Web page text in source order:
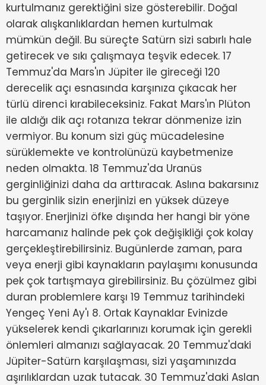
kurtulmanız gerektiğini size gösterebilir. Doğal
olarak alışkanlıklardan hemen kurtulmak
mümkün değil. Bu süreçte Satürn sizi sabırlı hale
getirecek ve sıkı çalışmaya teşvik edecek. 17
Temmuz'da Mars'ın Jüpiter ile gireceği 120
derecelik açı esnasında karşınıza çıkacak her
türlü direnci kırabileceksiniz. Fakat Mars'ın Plüton
ile aldığı dik açı rotanıza tekrar dönmenize izin
vermiyor. Bu konum sizi güç mücadelesine
sürüklemekte ve kontrolünüzü kaybetmenize
neden olmakta. 18 Temmuz'da Uranüs
gerginliğinizi daha da arttıracak. Aslına bakarsınız
bu gerginlik sizin enerjinizi en yüksek düzeye
taşıyor. Enerjinizi öfke dışında her hangi bir yöne
harcamanız halinde pek çok değişikliği çok kolay
gerçekleştirebilirsiniz. Bugünlerde zaman, para
veya enerji gibi kaynakların paylaşımı konusunda
pek çok tartışmaya girebilirsiniz. Bu çözülmez gibi
duran problemlere karşı 19 Temmuz tarihindeki
Yengeç Yeni Ay'ı 8. Ortak Kaynaklar Evinizde
yükselerek kendi çıkarlarınızı korumak için gerekli
önlemleri almanızı sağlayacak. 20 Temmuz'daki
Jüpiter-Satürn karşılaşması, sizi yaşamınızda
aşırılıklardan uzak tutacak. 30 Temmuz'daki Aslan